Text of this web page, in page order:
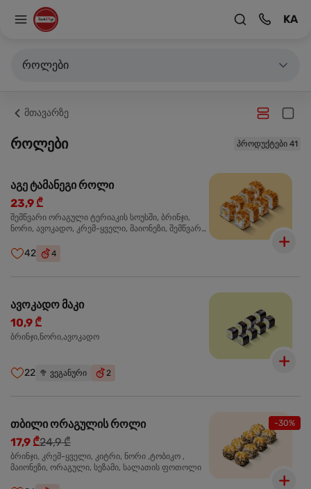
KA
როლები
მთავარზე
როლები პროდუქტები 41
აგე ტამანეგი როლი
23,9 ₾
შემწვარი ორაგული ტერიაკის სოუსში, ბრინჯი,
ნორი, ავოკადო, კრემ-ყველი, მაიონეზი, შემწვარი
42 4
ავოკადო მაკი
10,9 ₾
ბრინჯი,ნორი,ავოკადო
22 🥦 ვეგანური 2
-30%
თბილი ორაგულის როლი
17,9 ₾24,9 ₾
ბრინჯი, კრემ-ყველი, კიტრი, ნორი ,ტობიკო ,
მაიონეზი, ორაგული, სეზამი, სალათის ფოთოლი